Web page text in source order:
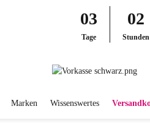
03
Tage
02
Stunden
Marken Wissenswertes